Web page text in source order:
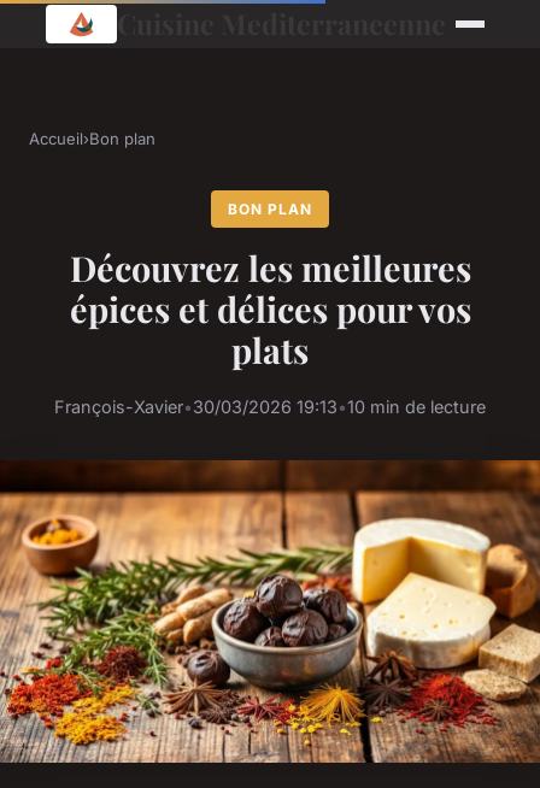
Accueil›Bon plan
BON PLAN
Découvrez les meilleures
épices et délices pour vos
plats
François-Xavier•30/03/2026 19:13•10 min de lecture